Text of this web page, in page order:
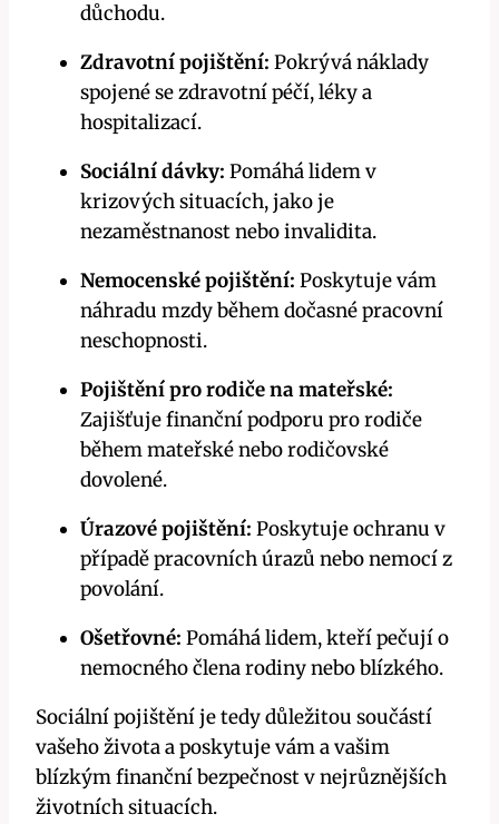
důchodu.
Zdravotní pojištění: Pokrývá náklady
spojené se zdravotní péčí, léky a
hospitalizací.
Sociální dávky: Pomáhá lidem v
krizových situacích, jako je
nezaměstnanost nebo invalidita.
Nemocenské pojištění: Poskytuje vám
náhradu mzdy během dočasné pracovní
neschopnosti.
Pojištění pro rodiče na mateřské:
Zajišťuje finanční podporu pro rodiče
během mateřské nebo rodičovské
dovolené.
Úrazové pojištění: Poskytuje ochranu v
případě pracovních úrazů nebo nemocí z
povolání.
Ošetřovné: Pomáhá lidem, kteří pečují o
nemocného člena rodiny nebo blízkého.
Sociální pojištění je tedy důležitou součástí
vašeho života a poskytuje vám a vašim
blízkým finanční bezpečnost v nejrůznějších
životních situacích.